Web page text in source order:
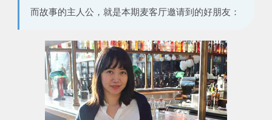
而故事的主人公，就是本期麦客厅邀请到的好朋友：